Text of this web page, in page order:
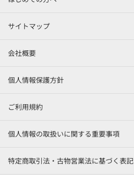
サイトマップ
会社概要
個人情報保護方針
ご利用規約
個人情報の取扱いに関する重要事項
特定商取引法・古物営業法に基づく表記